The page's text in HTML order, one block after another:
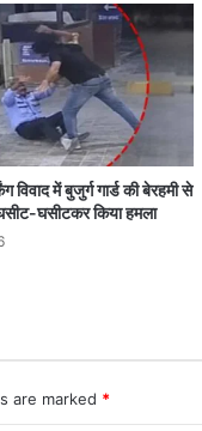
विवाद में बुजुर्ग गार्ड की बेरहमी से
घसीटकर किया हमला
are marked *